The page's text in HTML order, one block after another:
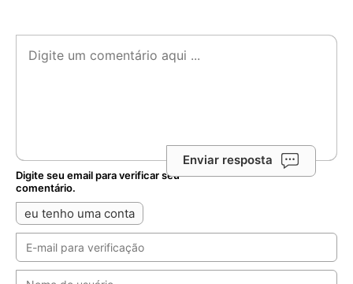
Enviar resposta
Digite seu email para verificar seu
comentário.
eu tenho uma conta